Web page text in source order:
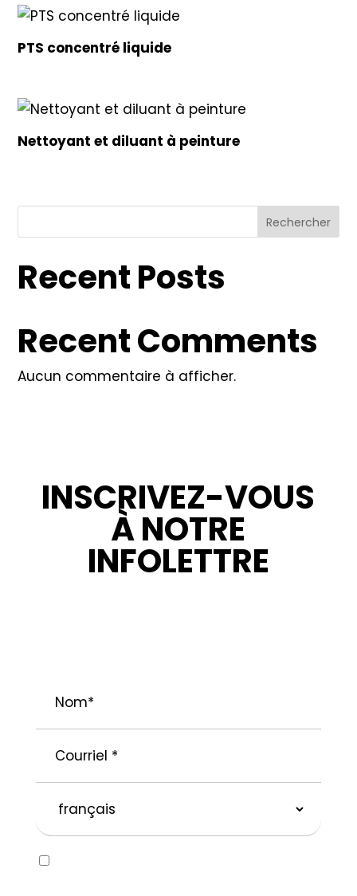
PTS concentré liquide
Nettoyant et diluant à peinture
Rechercher
Recent Posts
Recent Comments
Aucun commentaire à afficher.
INSCRIVEZ-VOUS
À NOTRE
INFOLETTRE
préférée
Consent